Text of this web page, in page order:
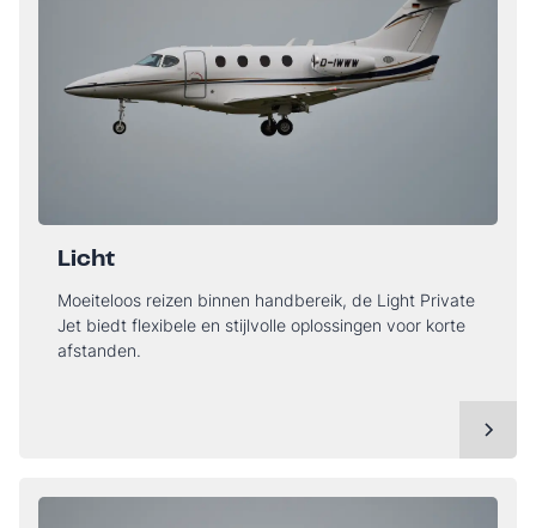
Licht
Moeiteloos reizen binnen handbereik, de Light Private
Jet biedt flexibele en stijlvolle oplossingen voor korte
afstanden.